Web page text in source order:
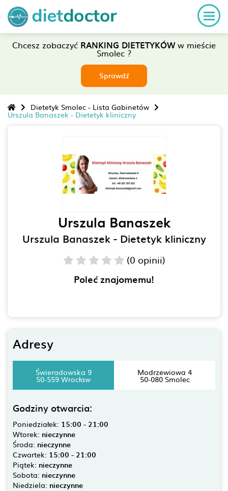
Chcesz zobaczyć RANKING DIETETYKÓWw mieście
Smolec ?
Sprawdź
Dietetyk Smolec - Lista Gabinetów
Urszula Banaszek - Dietetyk kliniczny
Urszula Banaszek
Urszula Banaszek - Dietetyk kliniczny
(0 opinii)
Poleć znajomemu!
Adresy
Świeradowska 9
50-559 Wrocław
Modrzewiowa 4
50-080 Smolec
Godziny otwarcia:
Poniedziałek: 15:00 - 21:00
Wtorek: nieczynne
Środa: nieczynne
Czwartek: 15:00 - 21:00
Piątek: nieczynne
Sobota: nieczynne
Niedziela: nieczynne